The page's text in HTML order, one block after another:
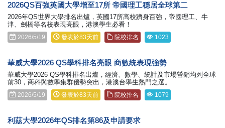
2026QS百強英國大學增至17所 帝國理工穩居全球第二
2026年QS世界大學排名出爐，英國17所高校躋身百強，帝國理工、牛
津、劍橋等名校表現亮眼，港澳學生必看！
2026/5/19 發表於83天前 院校排名 1023
華威大學2026 QS學科排名亮眼 商數統表現強勢
華威大學2026 QS學科排名出爐，經濟、數學、統計及市場營銷均列全球
前30，商科與數學集群優勢突出，港澳台學生熱門之選。
2026/5/19 發表於83天前 院校排名 1079
利茲大學2026年QS排名第86及申請要求